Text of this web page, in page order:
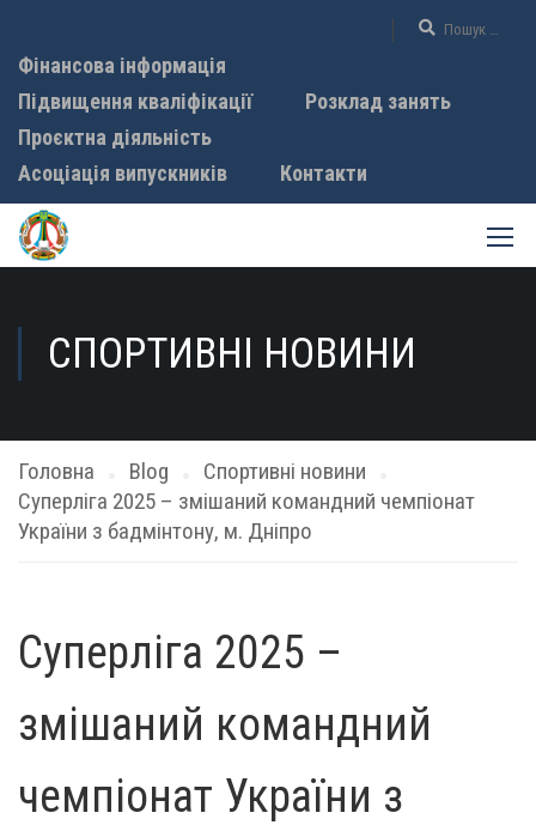
Фінансова інформація
Підвищення кваліфікації
Розклад занять
Проєктна діяльність
Асоціація випускників
Контакти
СПОРТИВНІ НОВИНИ
Головна Blog
Спортивні новини
Суперліга 2025 – змішаний командний чемпіонат
України з бадмінтону, м. Дніпро
Суперліга 2025 –
змішаний командний
чемпіонат України з